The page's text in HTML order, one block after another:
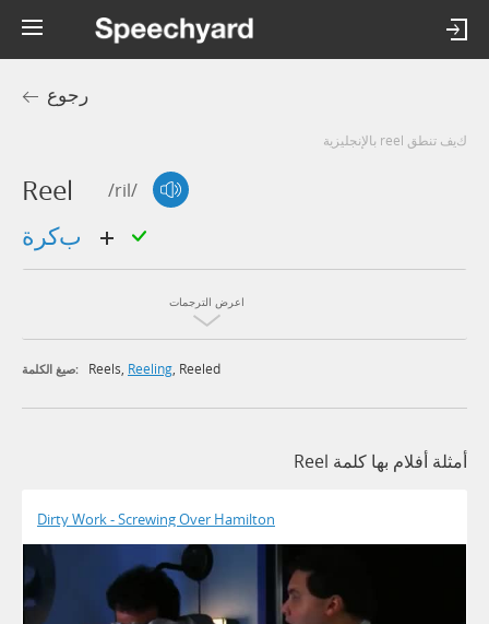
رجوع
كيف تنطق reel بالإنجليزية
Reel /ril/
اعرض الترجمات
صيغ الكلمة: Reels, Reeling, Reeled
أمثلة أفلام بها كلمة Reel
Dirty Work - Screwing Over Hamilton